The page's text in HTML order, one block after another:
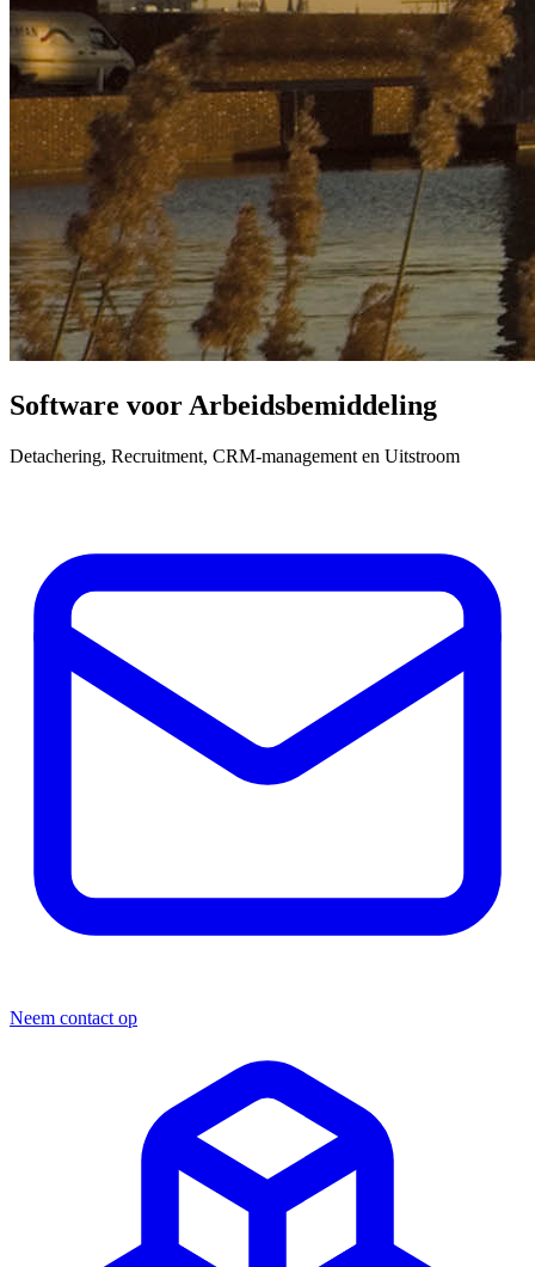
Software voor Arbeidsbemiddeling
Detachering, Recruitment, CRM-management en Uitstroom
Neem contact op